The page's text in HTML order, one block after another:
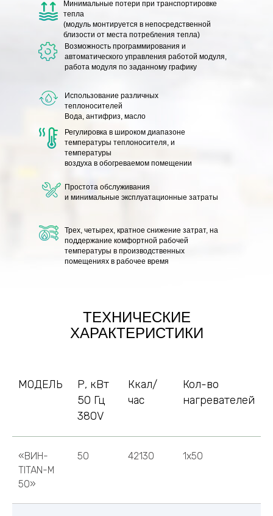
Трех, четырех, кратное снижение затрат, на
поддержание комфортной рабочей
температуры в производственных
помещениях в рабочее время
Простота обслуживания
и минимальные эксплуатационные затраты
Регулировка в широком диапазоне
температуры теплоносителя, и
температуры
воздуха в обогреваемом помещении
Возможность программирования и
автоматического управления работой модуля,
работа модуля по заданному графику
Использование различных
теплоносителей
Вода, антифриз, масло
Минимальные потери при транспортировке
тепла
(модуль монтируется в непосредственной
близости от места потребления тепла)
ТЕХНИЧЕСКИЕ
ХАРАКТЕРИСТИКИ
МОДЕЛЬ
Р, кВт
50 Гц
380V
Ккал/
час
Кол-во
нагревателей
«ВИН-
TITAN-M
50»
50 42130 1х50